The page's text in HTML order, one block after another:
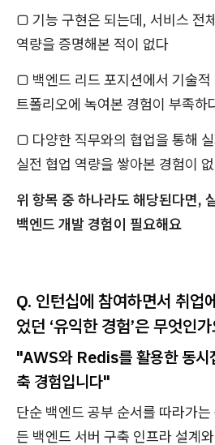
□ 기능 구현은 되는데, 서비스 전
역량을 증명해본 적이 없다
□ 백엔드 리드 포지션에서 기술
트폴리오에 녹여본 경험이 부족하
□ 다양한 직무와의 협업을 통해
실전 협업 역량을 쌓아본 경험이
위 항목 중 하나라도 해당된다면,
백엔드 개발 경험이 필요해요
Q. 인턴십에 참여하면서 취업
었던 ‘유익한 경험’은 무엇인
"AWS와 Redis를 활용한 동
축 경험입니다"
단순 백엔드 공부 순서를 따라가
든 백엔드 서버 구축 인프라 설계